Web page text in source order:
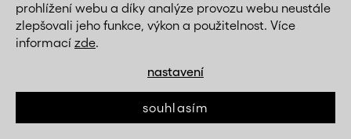
prohlížení webu a díky analýze provozu webu neustále
zlepšovali jeho funkce, výkon a použitelnost. Více
informací zde.
nastavení
souhlasím